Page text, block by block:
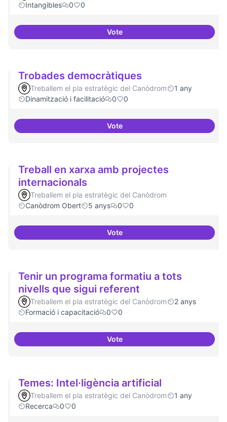
Intangibles
0 0
VoteUn espai d'utopies
Trobades democràtiques
Treballem el pla estratègic del Canòdrom
1 any
Dinamització i facilitació
0 0
VoteTrobades democràtiques
Treball en xarxa amb projectes
internacionals
Treballem el pla estratègic del Canòdrom
Canòdrom Obert
5 anys 0 0
VoteTreball en xarxa amb projectes
Tenir un programa formatiu a tots
nivells que sigui referent
Treballem el pla estratègic del Canòdrom
2 anys
Formació i capacitació
0 0
VoteTenir un programa formatiu a
Temes: Intel·ligència artificial
Treballem el pla estratègic del Canòdrom
1 any
Recerca
0 0